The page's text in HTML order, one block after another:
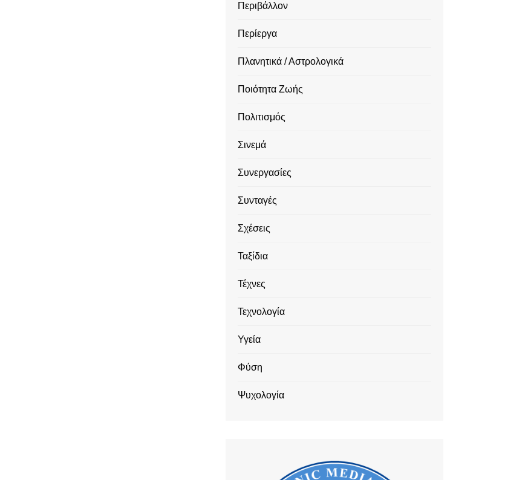
Περιβάλλον
Περίεργα
Πλανητικά / Αστρολογικά
Ποιότητα Ζωής
Πολιτισμός
Σινεμά
Συνεργασίες
Συνταγές
Σχέσεις
Ταξίδια
Τέχνες
Τεχνολογία
Υγεία
Φύση
Ψυχολογία